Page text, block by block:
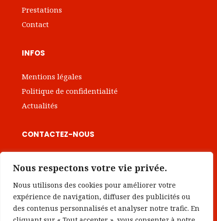
Nous respectons votre vie privée.
Nous utilisons des cookies pour améliorer votre
expérience de navigation, diffuser des publicités ou
des contenus personnalisés et analyser notre trafic. En
Prestations
Contact
INFOS
Mentions légales
Politique de confidentialité
Actualités
CONTACTEZ-NOUS
Prendre rendez-vous